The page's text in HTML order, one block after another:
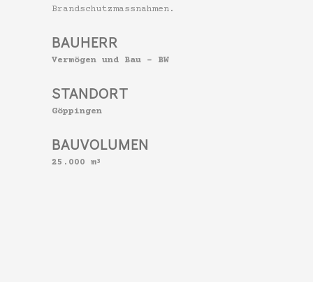
Brandschutzmassnahmen.
BAUHERR
Vermögen und Bau – BW
STANDORT
Göppingen
BAUVOLUMEN
25.000 m3